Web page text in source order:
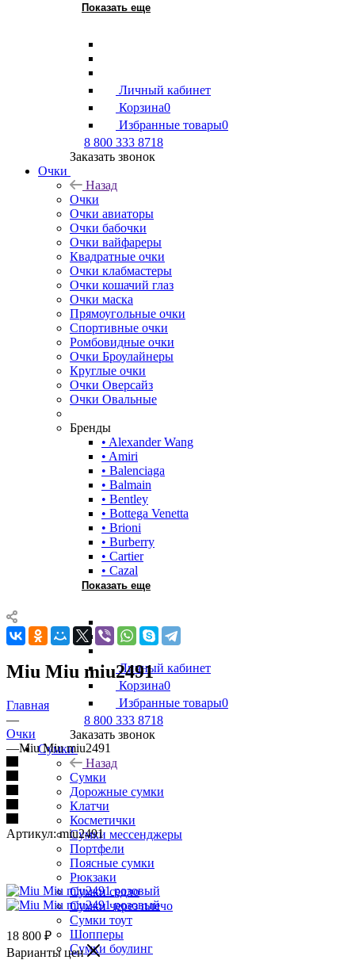
Показать еще
Личный кабинет
Корзина0
Избранные товары0
8 800 333 8718
Заказать звонок
Очки
Назад
Очки
Очки авиаторы
Очки бабочки
Очки вайфареры
Квадратные очки
Очки клабмастеры
Очки кошачий глаз
Очки маска
Прямоугольные очки
Спортивные очки
Ромбовидные очки
Очки Броулайнеры
Круглые очки
Очки Оверсайз
Очки Овальные
Бренды
• Alexander Wang
• Amiri
• Balenciaga
• Balmain
• Bentley
• Bottega Venetta
• Brioni
• Burberry
• Cartier
• Cazal
Показать еще
Личный кабинет
Корзина0
Избранные товары0
8 800 333 8718
Заказать звонок
Сумки
Назад
Сумки
Дорожные сумки
Клатчи
Косметички
Сумки мессенджеры
Портфели
Поясные сумки
Рюкзаки
Сумки седло
Сумки через плечо
Сумки тоут
Шопперы
Сумки боулинг
Miu Miu miu2491
Главная
—
Очки
—Miu Miu miu2491
Артикул: miu2491
18 800 ₽
Варианты цен